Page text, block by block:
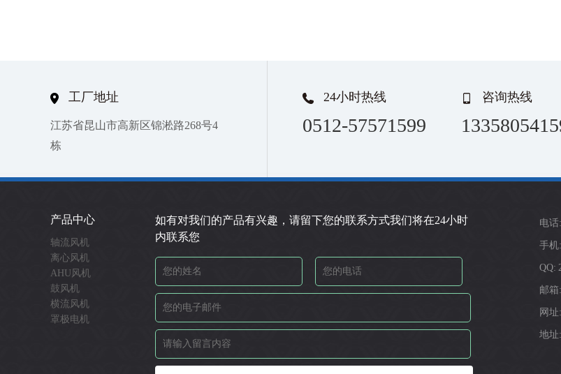
工厂地址
江苏省昆山市高新区锦淞路268号4
栋
24小时热线
0512-57571599
咨询热线
产品中心
轴流风机
离心风机
AHU风机
鼓风机
横流风机
罩极电机
如有对我们的产品有兴趣，请留下您的联系方式我们将在24小时
内联系您
电话
手机
QQ:
邮箱
网址
地址